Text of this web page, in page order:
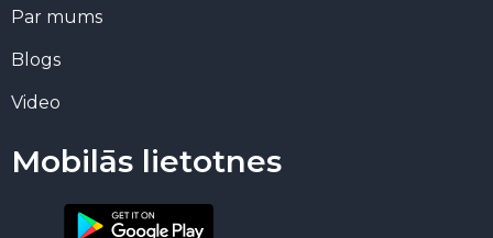
Par mums
Blogs
Video
Mobilās lietotnes